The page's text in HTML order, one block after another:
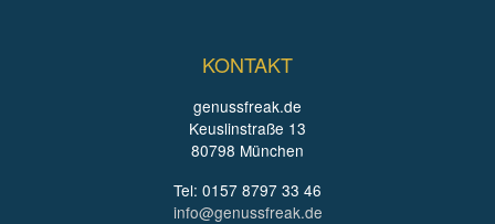
KONTAKT
genussfreak.de
Keuslinstraße 13
80798 München
Tel: 0157 8797 33 46
info@genussfreak.de